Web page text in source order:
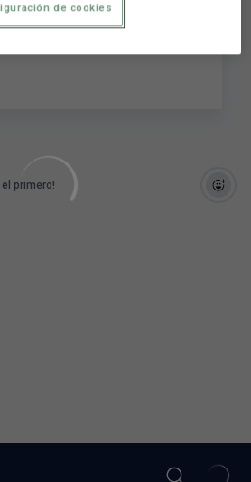
Redondo: "Estoy contenta por los
primero!
de cookies